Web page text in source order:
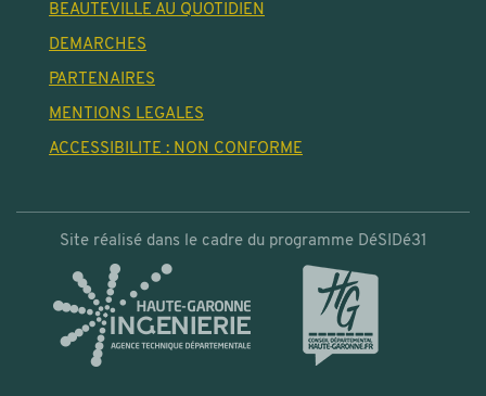
BEAUTEVILLE AU QUOTIDIEN
DEMARCHES
PARTENAIRES
MENTIONS LEGALES
ACCESSIBILITE : NON CONFORME
Site réalisé dans le cadre du programme DéSIDé31